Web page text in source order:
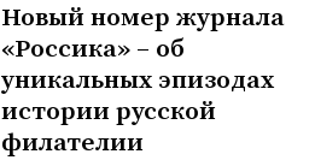
Новый номер журнала
«Россика» – об
уникальных эпизодах
истории русской
филателии